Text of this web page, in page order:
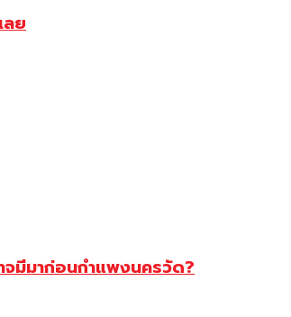
ลย
จมีมาก่อนกำแพงนครวัด?